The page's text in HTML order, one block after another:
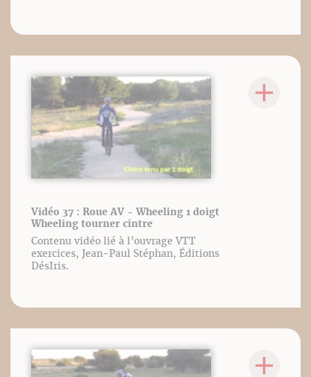
Vidéo 37 : Roue AV - Wheeling 1 doigt
Wheeling tourner cintre
Contenu vidéo lié à l’ouvrage VTT
exercices, Jean-Paul Stéphan, Éditions
DésIris.